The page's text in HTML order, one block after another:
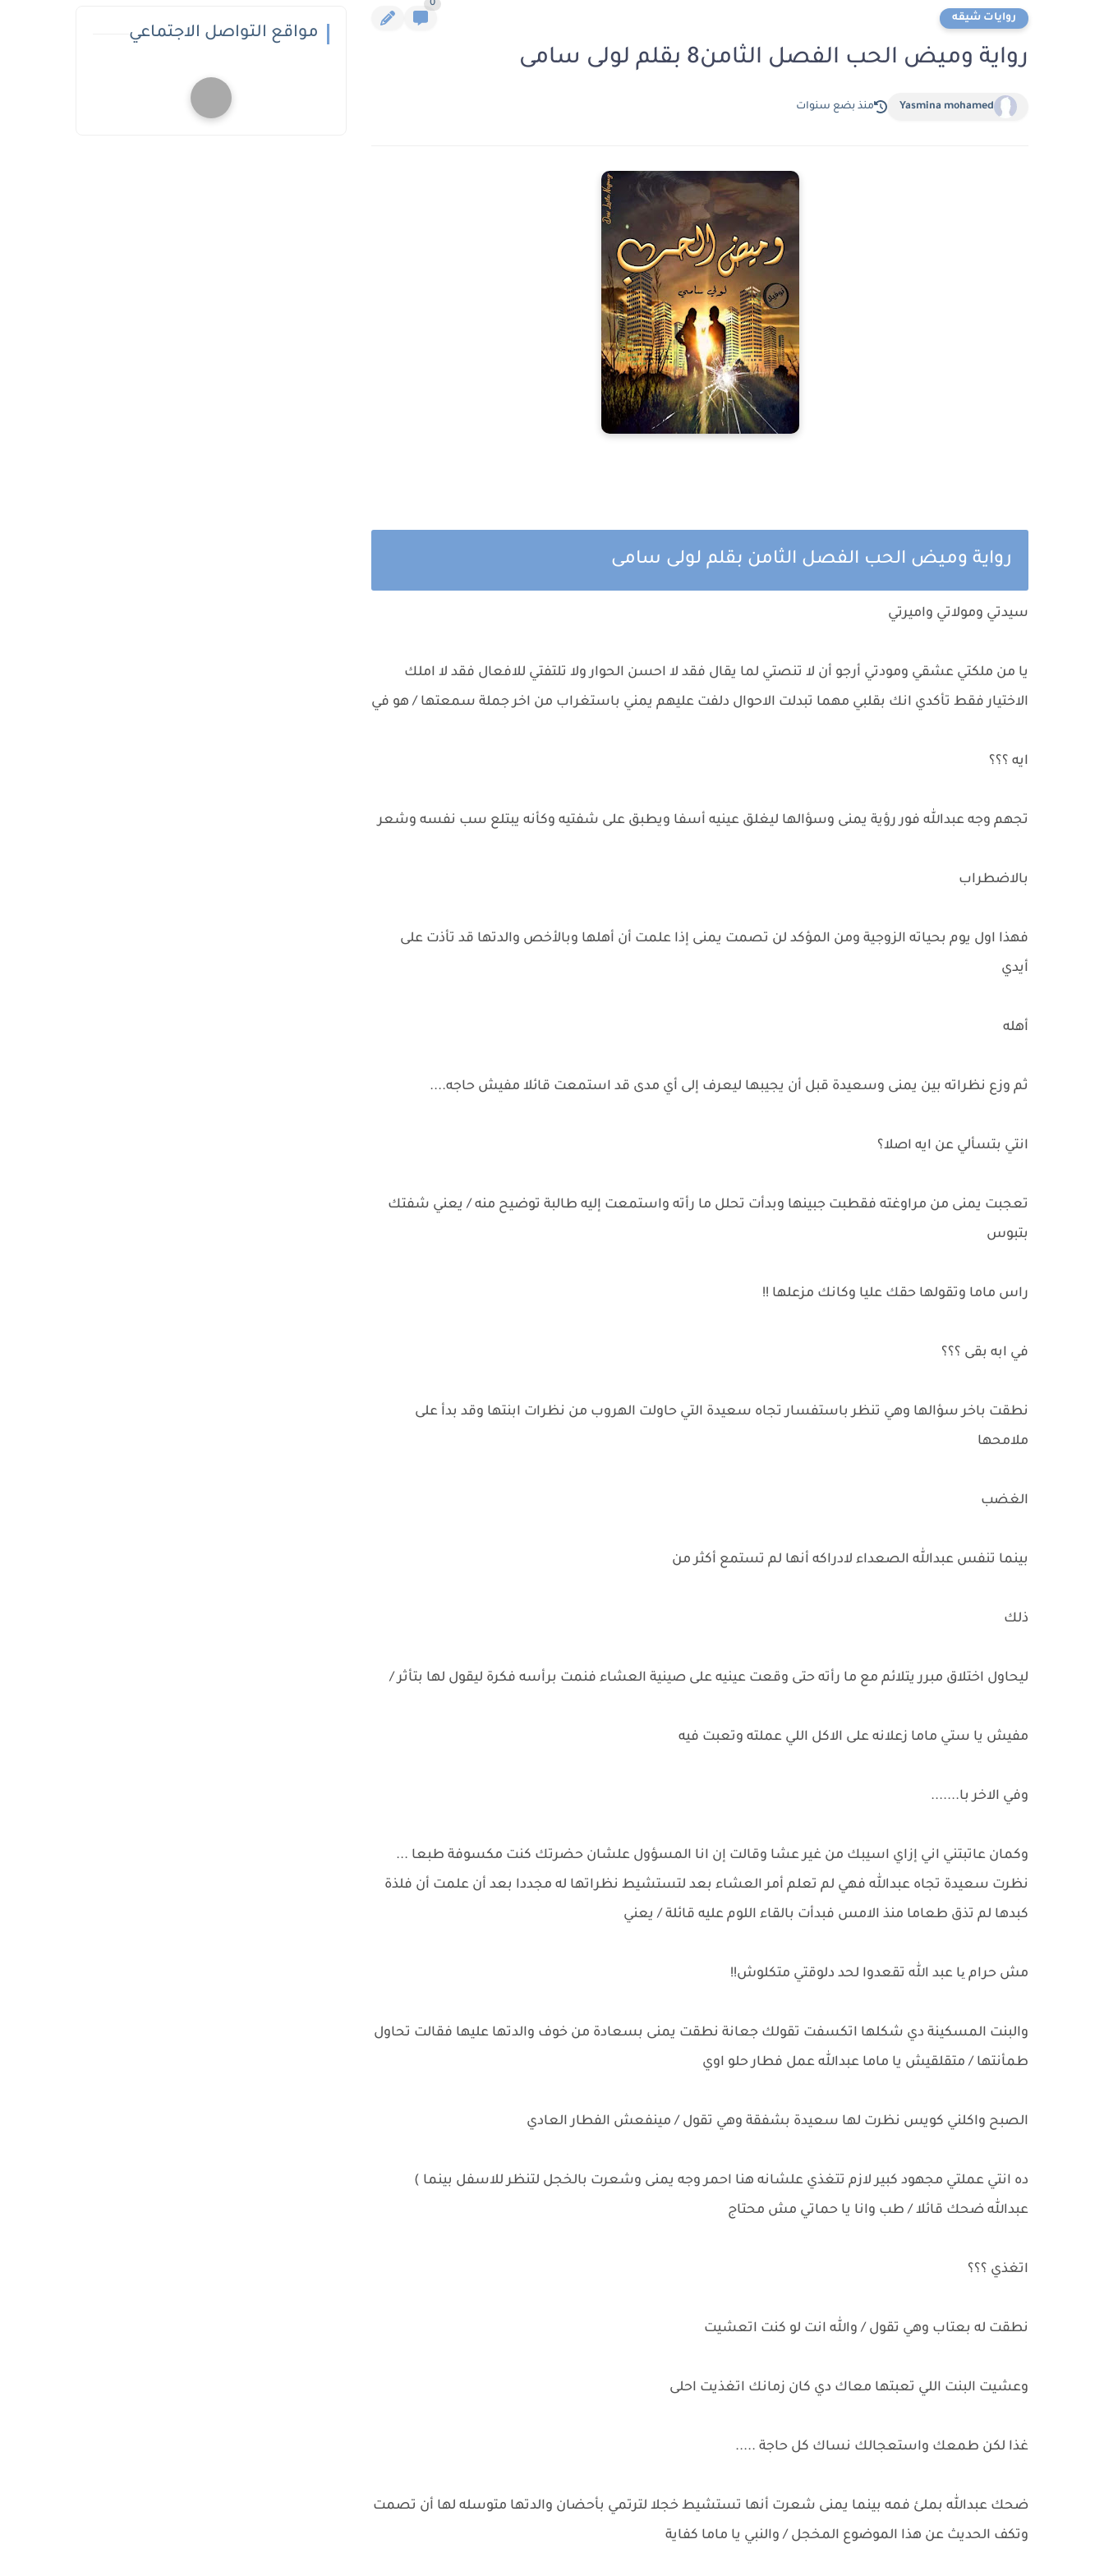
روايات شيقه
0
رواية وميض الحب الفصل الثامن8 بقلم لولى سامى
Yasmina mohamed منذ بضع سنوات
رواية وميض الحب الفصل الثامن بقلم لولى سامى
سيدتي ومولاتي واميرتي
يا من ملكتي عشقي ومودتي أرجو أن لا تنصتي لما يقال فقد لا احسن الحوار ولا تلتفتي للافعال فقد لا املك
الاختيار فقط تأكدي انك بقلبي مهما تبدلت الاحوال دلفت عليهم يمني باستغراب من اخر جملة سمعتها / هو في
ايه ؟؟؟
تجهم وجه عبدالله فور رؤية يمنى وسؤالها ليغلق عينيه أسفا ويطبق على شفتيه وكأنه يبتلع سب نفسه وشعر
بالاضطراب
فهذا اول يوم بحياته الزوجية ومن المؤكد لن تصمت يمنى إذا علمت أن أهلها وبالأخص والدتها قد تأذت على
أيدي
أهله
ثم وزع نظراته بين يمنى وسعيدة قبل أن يجيبها ليعرف إلى أي مدى قد استمعت قائلا مفيش حاجه....
انتي بتسألي عن ايه اصلا؟
تعجبت يمنى من مراوغته فقطبت جبينها وبدأت تحلل ما رأته واستمعت إليه طالبة توضيح منه / يعني شفتك
بتبوس
راس ماما وتقولها حقك عليا وكانك مزعلها !!
في ابه بقى ؟؟؟
نطقت باخر سؤالها وهي تنظر باستفسار تجاه سعيدة التي حاولت الهروب من نظرات ابنتها وقد بدأ على
ملامحها
الغضب
بينما تنفس عبدالله الصعداء لادراكه أنها لم تستمع أكثر من
ذلك
ليحاول اختلاق مبرر يتلائم مع ما رأته حتى وقعت عينيه على صينية العشاء فنمت برأسه فكرة ليقول لها بتأثر /
مفيش يا ستي ماما زعلانه على الاكل اللي عملته وتعبت فيه
وفي الاخر با.......
وكمان عاتبتني اني إزاي اسيبك من غير عشا وقالت إن انا المسؤول علشان حضرتك كنت مكسوفة طبعا ...
نظرت سعيدة تجاه عبدالله فهي لم تعلم أمر العشاء بعد لتستشيط نظراتها له مجددا بعد أن علمت أن فلذة
كبدها لم تذق طعاما منذ الامس فبدأت بالقاء اللوم عليه قائلة / يعني
مش حرام یا عبد الله تقعدوا لحد دلوقتي متكلوش!!
والبنت المسكينة دي شكلها اتكسفت تقولك جعانة نطقت يمنى بسعادة من خوف والدتها عليها فقالت تحاول
طمأنتها / متقلقيش يا ماما عبدالله عمل فطار حلو اوي
الصبح واكلني كويس نظرت لها سعيدة بشفقة وهي تقول / مينفعش الفطار العادي
ده انتي عملتي مجهود كبير لازم تتغذي علشانه هنا احمر وجه يمنى وشعرت بالخجل لتنظر للاسفل بينما )
عبدالله ضحك قائلا / طب وانا يا حماتي مش محتاج
اتغذي ؟؟؟
نطقت له بعتاب وهي تقول / والله انت لو كنت اتعشيت
وعشيت البنت اللي تعبتها معاك دي كان زمانك اتغذيت احلى
غذا لكن طمعك واستعجالك نساك كل حاجة .....
ضحك عبدالله بملئ فمه بينما يمنى شعرت أنها تستشيط خجلا لترتمي بأحضان والدتها متوسله لها أن تصمت
وتكف الحديث عن هذا الموضوع المخجل / والنبي يا ماما كفاية
مواقع التواصل الاجتماعي